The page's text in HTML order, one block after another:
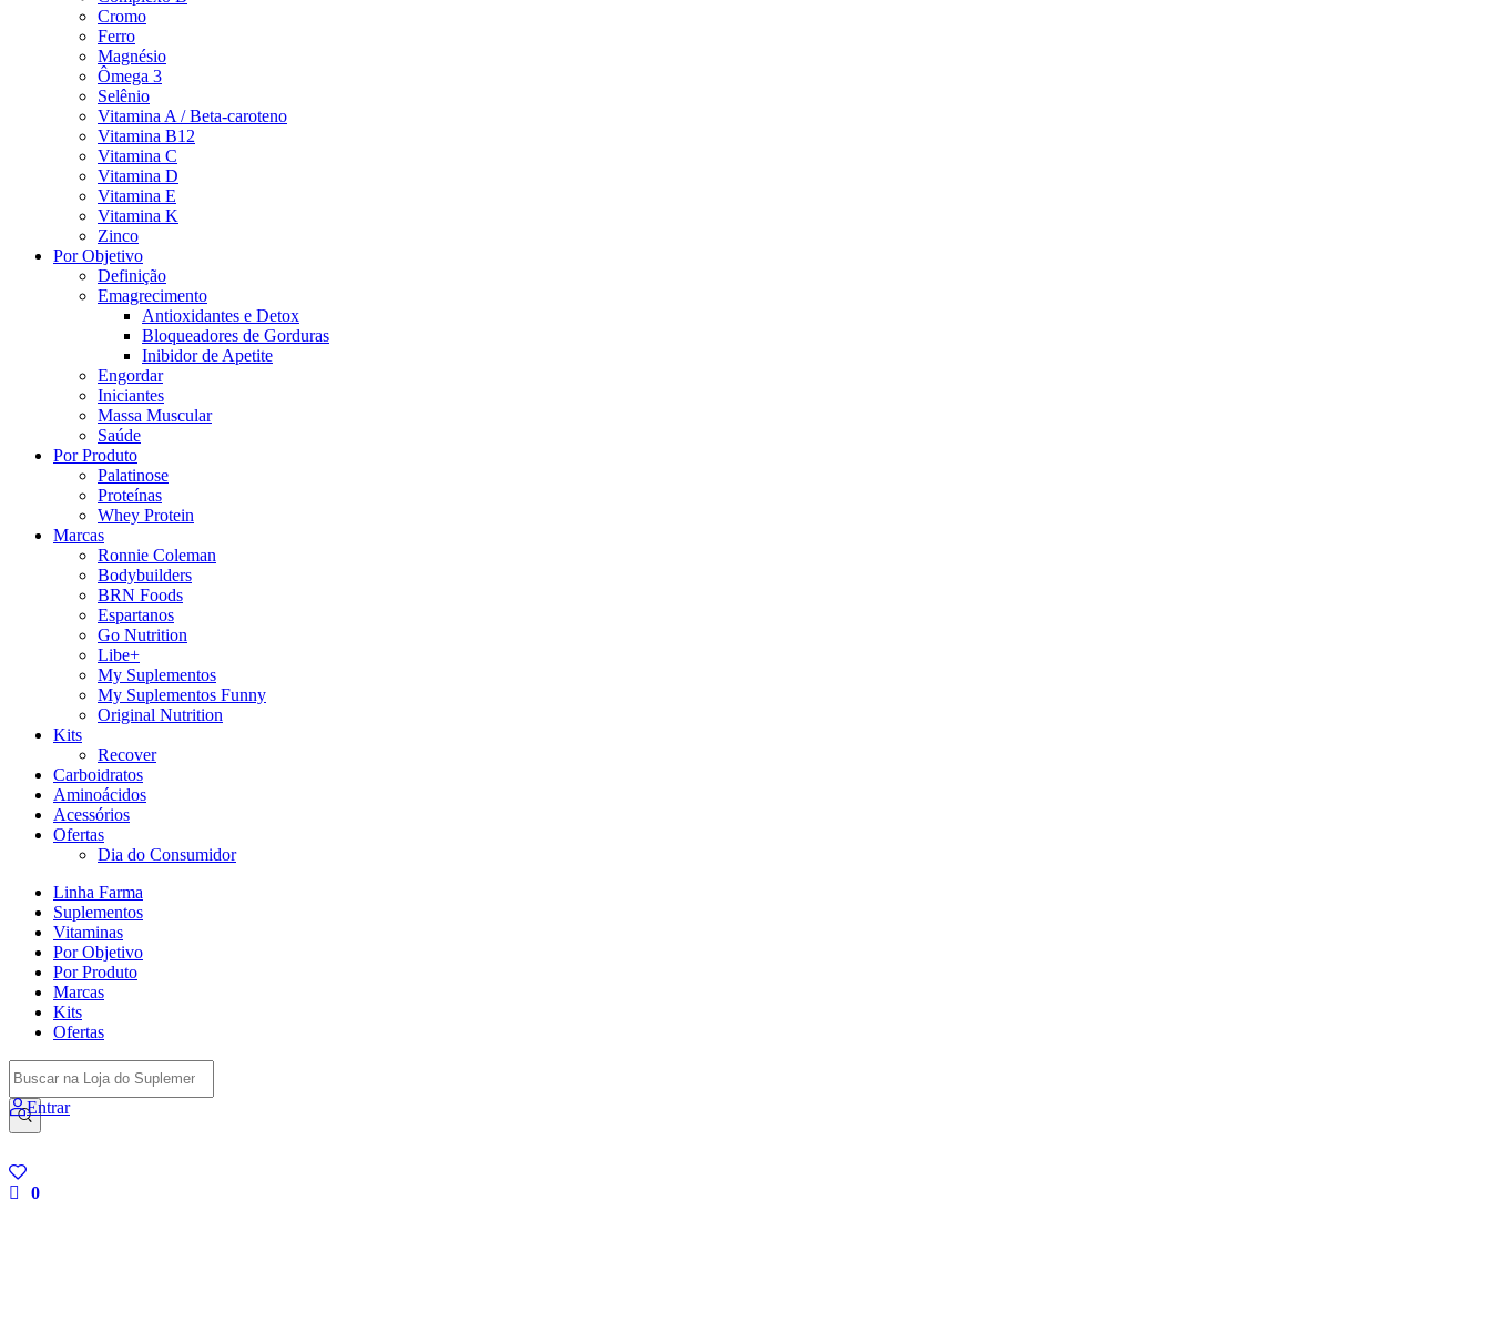
Cromo
Ferro
Magnésio
Ômega 3
Selênio
Vitamina A / Beta-caroteno
Vitamina B12
Vitamina C
Vitamina D
Vitamina E
Vitamina K
Zinco
Por Objetivo
Definição
Emagrecimento
Antioxidantes e Detox
Bloqueadores de Gorduras
Inibidor de Apetite
Engordar
Iniciantes
Massa Muscular
Saúde
Por Produto
Palatinose
Proteínas
Whey Protein
Marcas
Ronnie Coleman
Bodybuilders
BRN Foods
Espartanos
Go Nutrition
Libe+
My Suplementos
My Suplementos Funny
Original Nutrition
Kits
Recover
Carboidratos
Aminoácidos
Acessórios
Ofertas
Dia do Consumidor
Linha Farma
Suplementos
Vitaminas
Por Objetivo
Por Produto
Marcas
Kits
Ofertas
Entrar
0